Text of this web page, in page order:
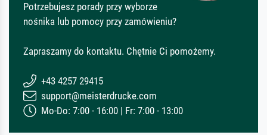
Potrzebujesz porady przy wyborze
nośnika lub pomocy przy zamówieniu?
Zapraszamy do kontaktu. Chętnie Ci pomożemy.
+43 4257 29415
support@meisterdrucke.com
Mo-Do: 7:00 - 16:00 | Fr: 7:00 - 13:00